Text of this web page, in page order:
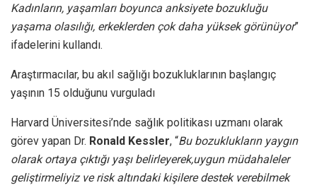
Kadınların, yaşamları boyunca anksiyete bozukluğu
yaşama olasılığı, erkeklerden çok daha yüksek görünüyor”
ifadelerini kullandı.
Araştırmacılar, bu akıl sağlığı bozukluklarının başlangıç ​​
yaşının 15 olduğunu vurguladı
Harvard Üniversitesi’nde sağlık politikası uzmanı olarak
görev yapan Dr. Ronald Kessler, “Bu bozuklukların yaygın
olarak ortaya çıktığı yaşı belirleyerek,uygun müdahaleler
geliştirmeliyiz ve risk altındaki kişilere destek verebilmek